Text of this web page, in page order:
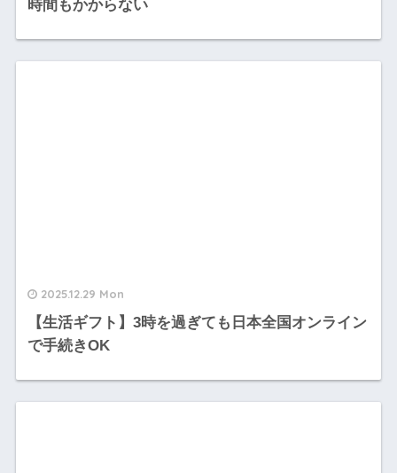
時間もかからない
2025.12.29 Mon
【生活ギフト】3時を過ぎても日本全国オンライン
で手続きOK